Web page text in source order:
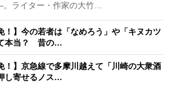
ライター・作家の大竹…
！】今の若者は「なめろう」や「キヌカツ
本当？ 昔の…
！】京急線で多摩川越えて「川崎の大衆酒
し寄せるノス…